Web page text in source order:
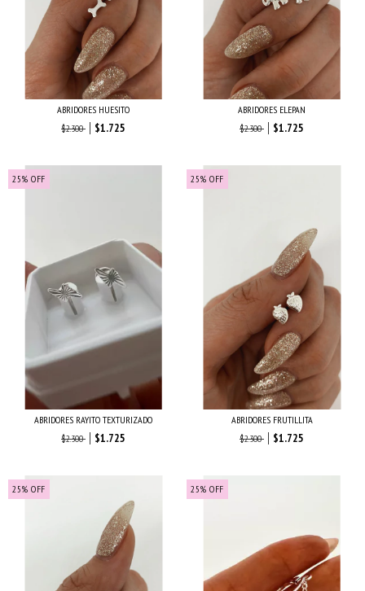
ABRIDORES HUESITO
$2.300
$1.725
ABRIDORES ELEPAN
$2.300
$1.725
25% OFF
ABRIDORES RAYITO TEXTURIZADO
$2.300
$1.725
25% OFF
ABRIDORES FRUTILLITA
$2.300
$1.725
25% OFF 25% OFF